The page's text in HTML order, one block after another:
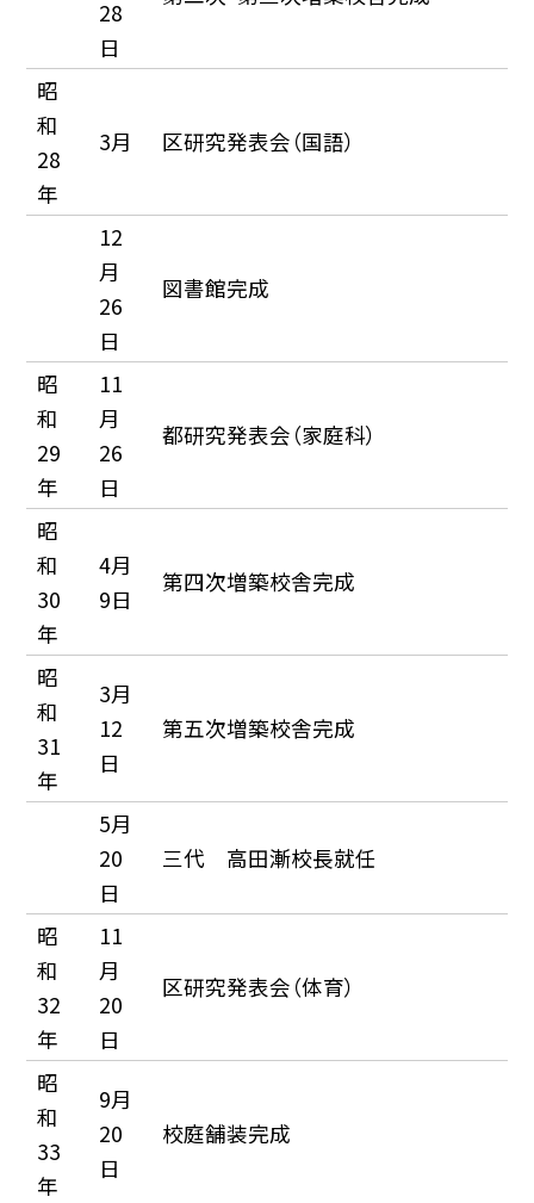
28
日
昭
和
28
年
3月 区研究発表会（国語）
12
月
26
日
図書館完成
昭
和
29
年
11
月
26
日
都研究発表会（家庭科）
昭
和
30
年
4月
9日
第四次増築校舎完成
昭
和
31
年
3月
12
日
第五次増築校舎完成
5月
20
日
三代 高田漸校長就任
昭
和
32
年
11
月
20
日
区研究発表会（体育）
昭
和
33
年
9月
20
日
校庭舗装完成